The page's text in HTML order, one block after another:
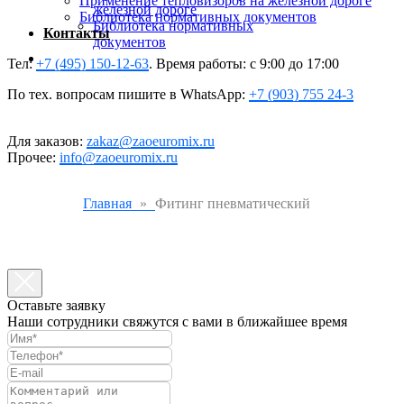
железной дороге
Библиотека нормативных
документов
Контакты
Библиотека нормативных документов
Контакты
Тел:+7 (495) 150-12-63. Время работы: с 9:00 до 17:00
По тех. вопросам пишите в WhatsApp: +7 (903) 755 24-3
Для заказов: zakaz@zaoeuromix.ru
Прочее: info@zaoeuromix.ru
Главная Фитинг пневматический
Оставьте заявку
Наши сотрудники свяжутся с вами в ближайшее время